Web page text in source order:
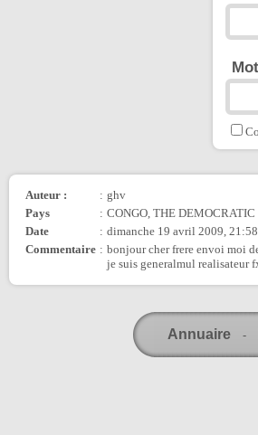
Auteur : : ghv
Pays
: CONGO, THE
Date
: dimanche 19 avril 2009, 21:58
Commentaire : bonjour cher frere envoi moi
je suis generalmul realisateur
Annuaire -